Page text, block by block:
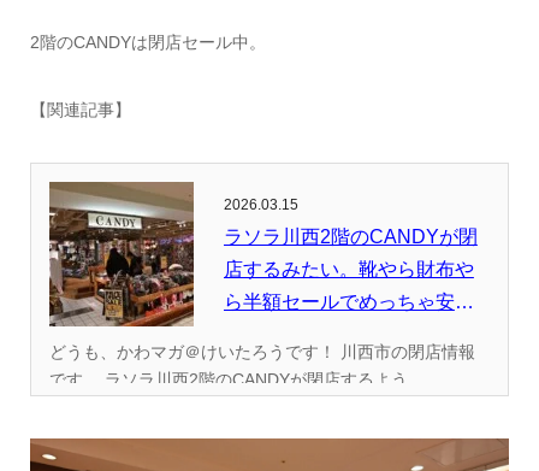
2階のCANDYは閉店セール中。
【関連記事】
2026.03.15
ラソラ川西2階のCANDYが閉
店するみたい。靴やら財布や
ら半額セールでめっちゃ安く
どうも、かわマガ＠けいたろうです！ 川西市の閉店情報
です。 ラソラ川西2階のCANDYが閉店するよう...